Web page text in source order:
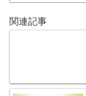
関連記事